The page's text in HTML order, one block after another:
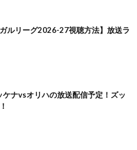
ガルリーグ2026-27視聴方法】放送ラ
ケナvsオリハの放送配信予定！ズッ